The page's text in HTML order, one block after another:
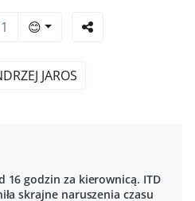
1 😊
JAROS
16 godzin za kierownicą. ITD
skrajne naruszenia czasu